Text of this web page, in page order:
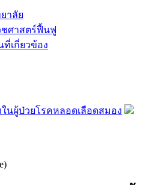
าลัย
ชศาสตร์ฟื้นฟู
ที่เกี่ยวข้อง
นผู้ป่วยโรคหลอดเลือดสมอง